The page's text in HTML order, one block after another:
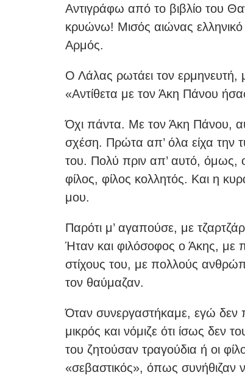
Αντιγράφω από το βιβλίο του
κρυώνω! Μισός αιώνας
Αρμός.
Ο Λάλας ρωτάει τον ερμηνευτή,
«Αντίθετα με τον Άκη Πάνου
Όχι πάντα. Με τον Άκη Πάνου,
σχέση. Πρώτα απ’ όλα είχα την
του. Πολύ πριν απ’ αυτό, όμως,
φίλος, φίλος κολλητός. Και η
μου.
Παρότι μ’ αγαπούσε, με
Ήταν και φιλόσοφος ο Άκης, με
στίχους του, με πολλούς
τον θαύμαζαν.
Όταν συνεργαστήκαμε, εγώ δεν
μικρός και νόμιζε ότι ίσως δεν
του ζητούσαν τραγούδια ή οι
«σεβαστικός», όπως συνήθιζαν